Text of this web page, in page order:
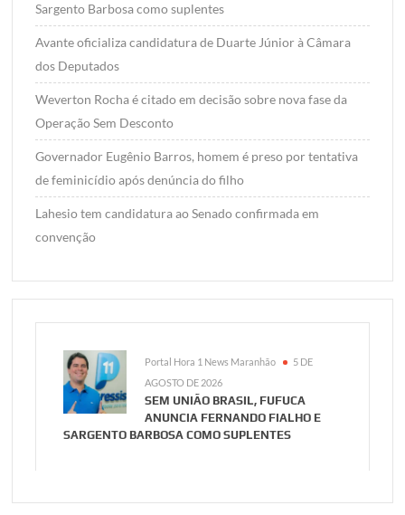
Sargento Barbosa como suplentes
Avante oficializa candidatura de Duarte Júnior à Câmara
dos Deputados
Weverton Rocha é citado em decisão sobre nova fase da
Operação Sem Desconto
Governador Eugênio Barros, homem é preso por tentativa
de feminicídio após denúncia do filho
Lahesio tem candidatura ao Senado confirmada em
convenção
Portal Hora 1 News Maranhão
5 DE
AGOSTO DE 2026
SEM UNIÃO BRASIL, FUFUCA
ANUNCIA FERNANDO FIALHO E
SARGENTO BARBOSA COMO SUPLENTES